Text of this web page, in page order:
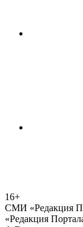
16+
СМИ «Редакция
«Редакция